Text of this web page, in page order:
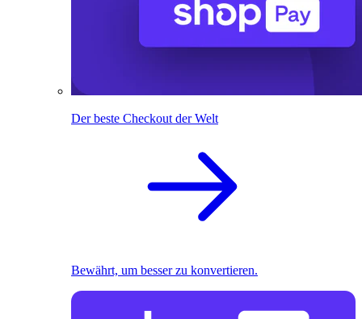
Der beste Checkout der Welt
Bewährt, um besser zu konvertieren.